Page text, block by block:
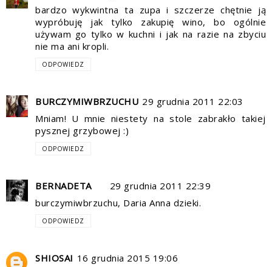
bardzo wykwintna ta zupa i szczerze chętnie ją
wypróbuję jak tylko zakupię wino, bo ogólnie
używam go tylko w kuchni i jak na razie na zbyciu
nie ma ani kropli.
ODPOWIEDZ
BURCZYMIWBRZUCHU 29 grudnia 2011 22:03
Mniam! U mnie niestety na stole zabrakło takiej
pysznej grzybowej :)
ODPOWIEDZ
BERNADETA
29 grudnia 2011 22:39
burczymiwbrzuchu, Daria Anna dzieki.
ODPOWIEDZ
SHIOSAI 16 grudnia 2015 19:06